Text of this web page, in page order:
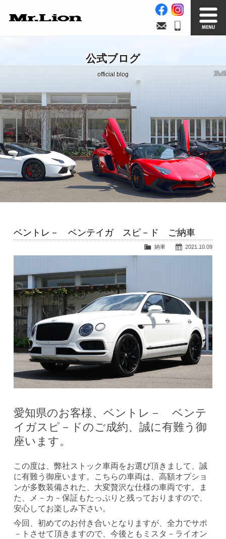
在庫車情報 買取無料査定
Factory
自社工場 サービス案内
Official Blog
公式ブログ
Company info.
会社案内
公式ブログ
official blog
ベントレ－ ベンテイガ スピ－ド ご納車
2021.10.09
納車
愛知県のお客様、ベントレ－ ベンテ
イガスピ－ドのご成約、誠に有難う御
座います。
この度は、弊社ストック車両をお選び頂きまして、誠
に有難う御座います。こちらの車両は、高額オプショ
ンが多数装備された、大変贅沢な仕様の車両です。ま
た、メ－カ－保証もたっぷりと残っておりますので、
安心してお楽しみ下さい。
今回、初めてのお付き合いとなりますが、全力でサポ
－トさせて頂きますので、今後ともミスタ－ライオン